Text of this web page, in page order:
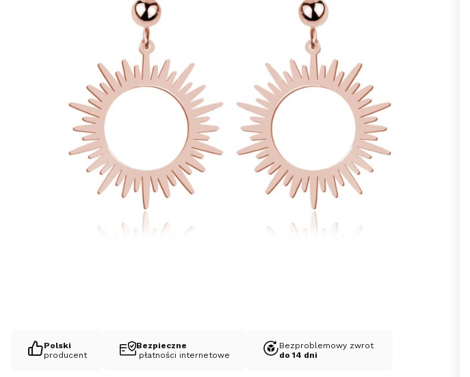
Polski
producent
Bezpieczne
płatności internetowe
Bezproblemowy zwrot
do 14 dni